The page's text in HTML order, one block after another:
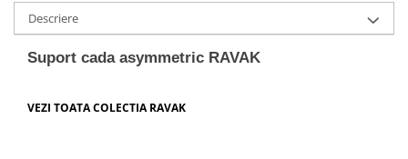
Lavoare incastrabile
Lavoare suspendate,semipiedestal
Bideuri
Bideuri suspendate
Descriere
Suport cada asymmetric RAVAK
VEZI TOATA COLECTIA RAVAK